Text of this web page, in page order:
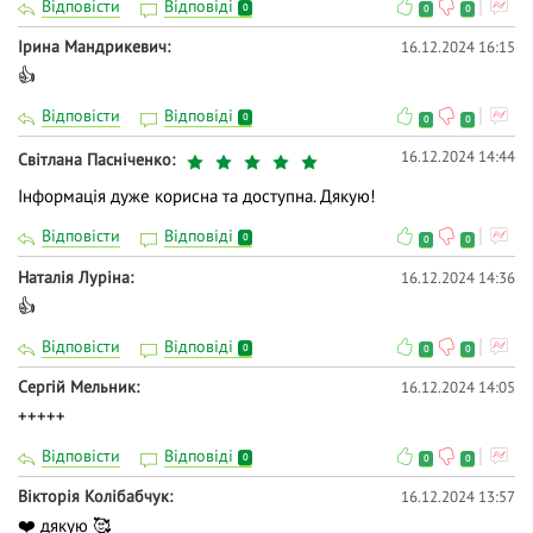
Відповісти Відповіді 0 0 0
Ірина Мандрикевич 16.12.2024 16:15
👍
Відповісти Відповіді 0 0 0
Світлана Пасніченко 16.12.2024 14:44
Інформація дуже корисна та доступна. Дякую!
Відповісти Відповіді 0 0 0
Наталія Луріна 16.12.2024 14:36
👍
Відповісти Відповіді 0 0 0
Сергій Мельник 16.12.2024 14:05
+++++
Відповісти Відповіді 0 0 0
Вікторія Колібабчук 16.12.2024 13:57
❤️ дякую 🥰